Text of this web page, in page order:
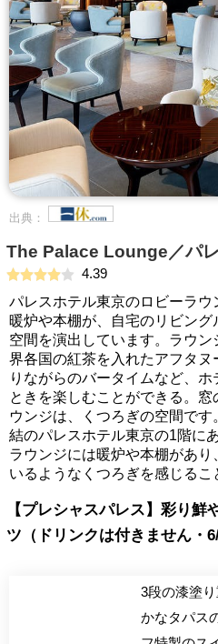
出典：
The Palace Lounge／パ
4.39
パレスホテル東京のロビーラウ
暖炉や本棚が、自宅のリビン
空間を演出しています。ラウ
界各国の紅茶を入れたアフタ
りながらのバータイムなど、
ときを楽しむことができる。
ウンジは、くつろぎの空間で
結のパレスホテル東京の1階に
ラウンジには暖炉や本棚があ
いるようなくつろぎを感じるこ
【プレシャスパレス】彩り
ツ（ドリンクは付きません・6/
3段の漆塗
かなタパス